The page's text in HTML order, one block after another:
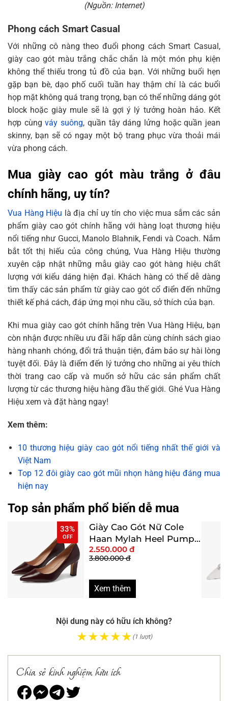
(Nguồn: Internet)
Phong cách Smart Casual
Với những cô nàng theo đuổi phong cách Smart Casual,
giày cao gót màu trắng chắc chắn là một món phụ kiện
không thể thiếu trong tủ đồ của bạn. Với những buổi hẹn
gặp bạn bè, dạo phố cuối tuần hay thậm chí là các buổi
họp mặt không quá trang trọng, bạn có thể những dáng gót
block hoặc giày mule sẽ là gợi ý lý tưởng hoàn hảo. Kết
hợp cùngváy suông, quần tây dáng lửng hoặc quần jean
skinny, bạn sẽ có ngay một bộ trang phục vừa thoải mái
vừa phong cách.
Mua giày cao gót màu trắng ở đâu
chính hãng, uy tín?
Vua Hàng Hiệu là địa chỉ uy tín cho việc mua sắm các sản
phẩm giày cao gót chính hãng với hàng loạt thương hiệu
nổi tiếng như Gucci, Manolo Blahnik, Fendi và Coach. Nắm
bắt tốt thị hiếu của công chúng, Vua Hàng Hiệu thường
xuyên cập nhật những mẫu giày cao gót hàng hiệu chất
lượng với kiểu dáng hiện đại. Khách hàng có thể dễ dàng
tìm thấy các sản phẩm từ giày cao gót cổ điển đến những
thiết kế phá cách, đáp ứng mọi nhu cầu, sở thích của bạn.
Khi mua giày cao gót chính hãng trên Vua Hàng Hiệu, bạn
còn nhận được nhiều ưu đãi hấp dẫn cùng chính sách giao
hàng nhanh chóng, đổi trả thuận tiện, đảm bảo sự hài lòng
tuyệt đối. Đây là điểm đến lý tưởng cho những ai yêu thích
thời trang cao cấp và muốn sở hữu các sản phẩm chất
lượng từ các thương hiệu hàng đầu thế giới. Ghé Vua Hàng
Hiệu xem và đặt hàng ngay!
Xem thêm:
10 thương hiệu giày cao gót nổi tiếng nhất thế giới và
Việt Nam
Top 12 đôi giày cao gót mũi nhọn hàng hiệu đáng mua
hiện nay
Top sản phẩm phổ biến dễ mua
33%
OFF
Giày Cao Gót Nữ Cole
Haan Mylah Heel Pump
Màu Đỏ Đô Size 8
2.550.000 đ
3.800.000 đ
Xem thêm
Nội dung này có hữu ích không?
★★★★★ (1 lượt)
Chia sẻ kinh nghiệm hữu ích